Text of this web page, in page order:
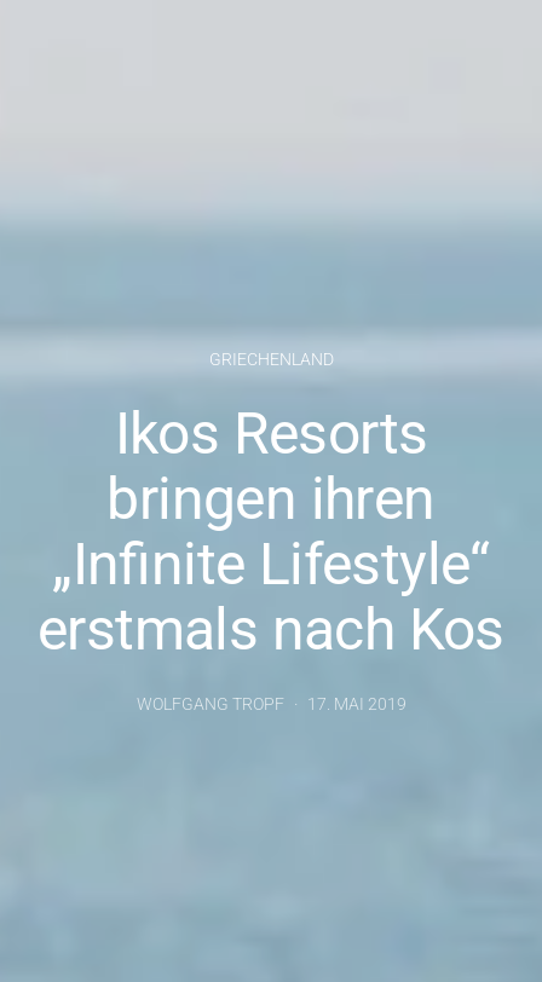
GRIECHENLAND
Ikos Resorts
bringen ihren
„Infinite Lifestyle“
erstmals nach Kos
WOLFGANG TROPF 17. MAI 2019